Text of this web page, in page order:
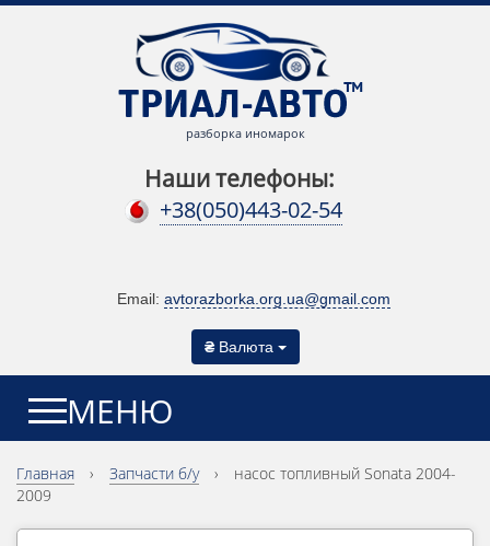
разборка иномарок
Наши телефоны:
+38(050)443-02-54
Email: avtorazborka.org.ua@gmail.com
₴ Валюта
МЕНЮ
Главная › Запчасти б/у ›
насос топливный Sonata 2004-
2009